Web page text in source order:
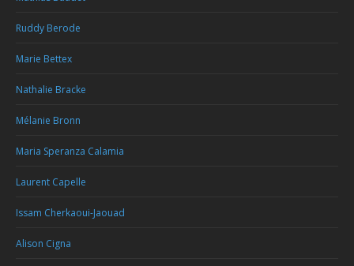
Ruddy Berode
Marie Bettex
Nathalie Bracke
Mélanie Bronn
Maria Speranza Calamia
Laurent Capelle
Issam Cherkaoui-Jaouad
Alison Cigna